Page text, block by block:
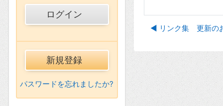
◀︎ リンク集 更新の
新規登録
パスワードを忘れましたか?